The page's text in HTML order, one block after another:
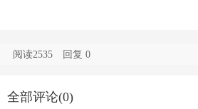
阅读2535 回复0
全部评论(0)